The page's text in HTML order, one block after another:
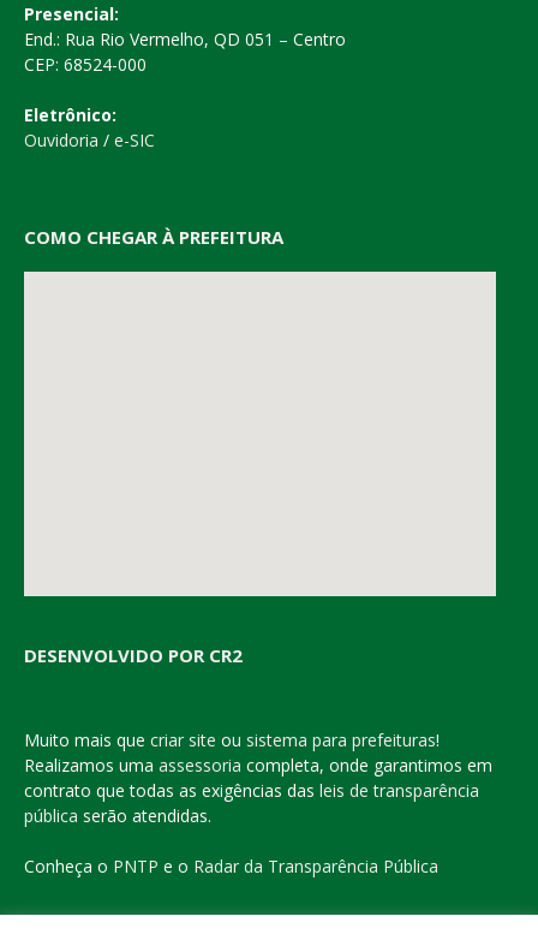
Presencial:
End.: Rua Rio Vermelho, QD 051 – Centro
CEP: 68524-000
Eletrônico:
Ouvidoria / e-SIC
COMO CHEGAR À PREFEITURA
DESENVOLVIDO POR CR2
Muito mais que criar site ou sistema para prefeituras!
Realizamos uma assessoria completa, onde garantimos em
contrato que todas as exigências das leis de transparência
pública serão atendidas.
Conheça o PNTP e o Radar da Transparência Pública